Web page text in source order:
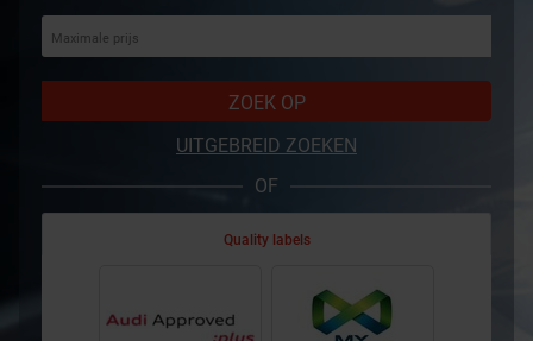
ZOEK OP
UITGEBREID ZOEKEN
OF
Quality labels